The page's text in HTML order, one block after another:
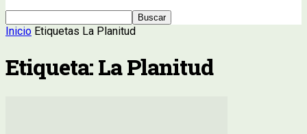
Inicio Etiquetas La Planitud
Etiqueta: La Planitud